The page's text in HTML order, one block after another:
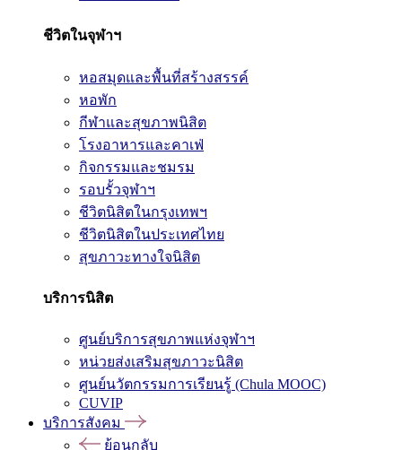
ชีวิตในจุฬาฯ
หอสมุดและพื้นที่สร้างสรรค์
หอพัก
กีฬาและสุขภาพนิสิต
โรงอาหารและคาเฟ่
กิจกรรมและชมรม
รอบรั้วจุฬาฯ
ชีวิตนิสิตในกรุงเทพฯ
ชีวิตนิสิตในประเทศไทย
สุขภาวะทางใจนิสิต
บริการนิสิต
ศูนย์บริการสุขภาพแห่งจุฬาฯ
หน่วยส่งเสริมสุขภาวะนิสิต
ศูนย์นวัตกรรมการเรียนรู้ (Chula MOOC)
CUVIP
บริการสังคม
ย้อนกลับ